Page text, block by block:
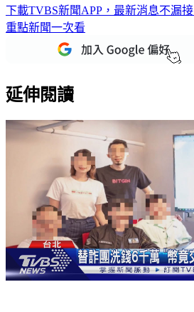
下載TVBS新聞APP，最新消息不漏接
重點新聞一次看
延伸閱讀